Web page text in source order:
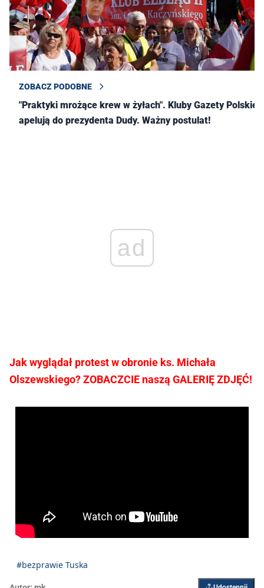
ZOBACZ PODOBNE
"Praktyki mrożące krew w żyłach". Kluby Gazety Polskiej
apelują do prezydenta Dudy. Ważny postulat!
ad
Jak wyglądał protest w obronie ks. Michała
Olszewskiego? ZOBACZCIE naszą GALERIĘ ZDJĘĆ!
#bezprawie Tuska